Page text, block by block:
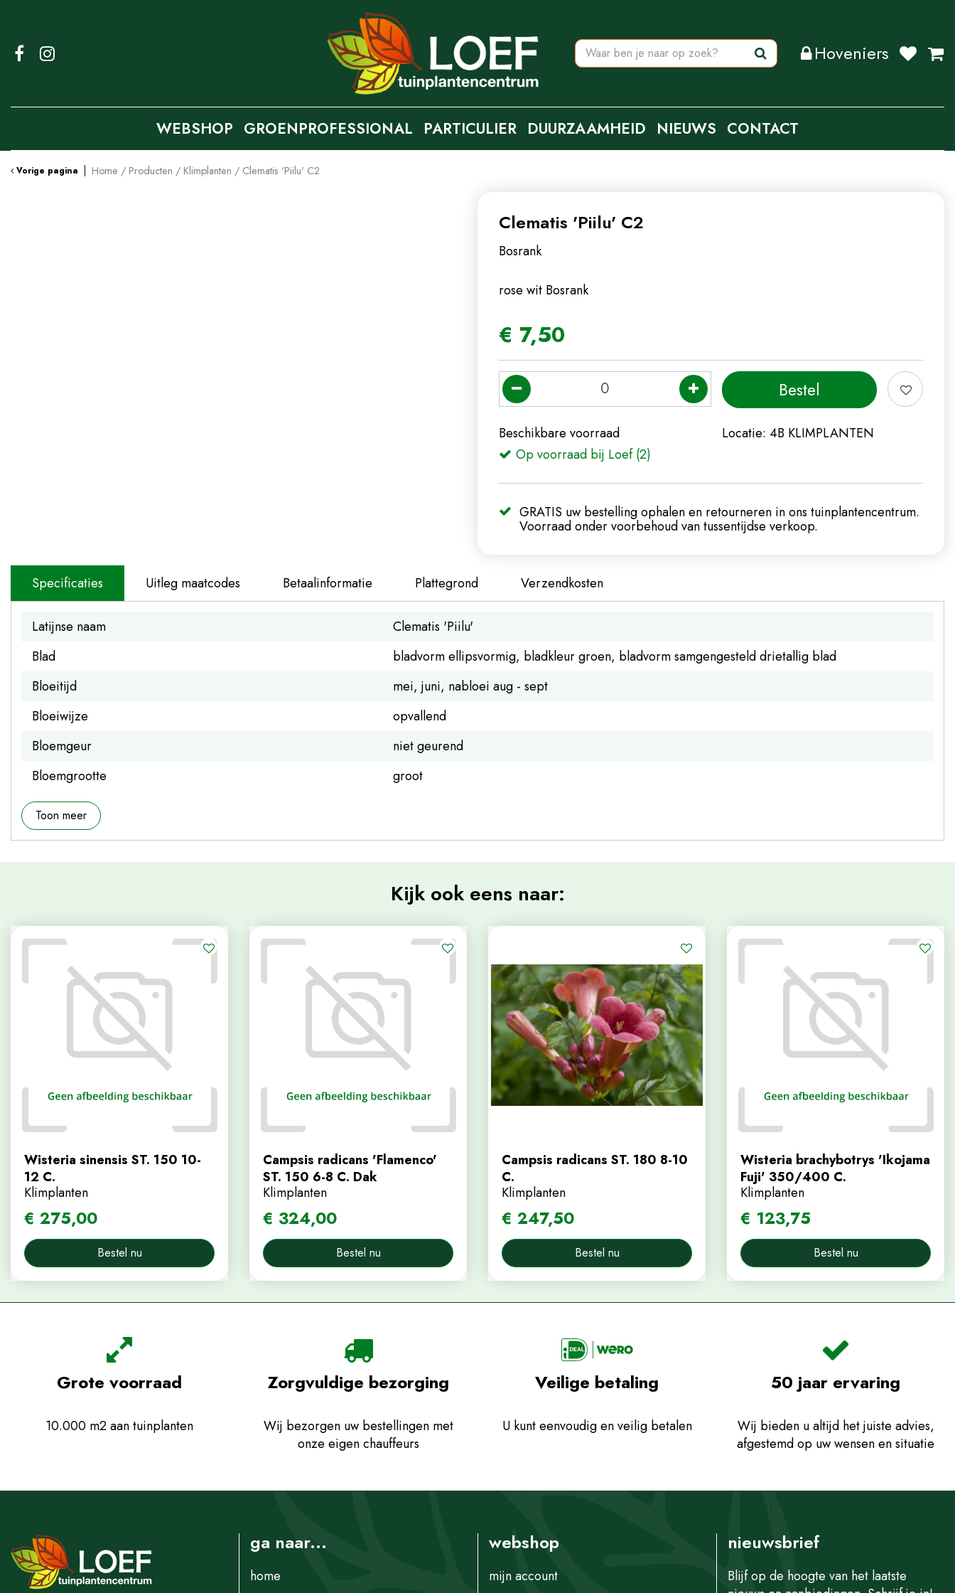
content
Vorige pagina Home Producten Klimplanten Clematis 'Piilu' C2
Hoveniers
WEBSHOP GROENPROFESSIONAL PARTICULIER DUURZAAMHEID NIEUWS CONTACT
Clematis 'Piilu' C2
Bosrank
rose wit Bosrank
€ 7,50
Beschikbare voorraad
Op voorraad bij Loef (2)
Locatie: 4B KLIMPLANTEN
GRATIS uw bestelling ophalen en retourneren in ons tuinplantencentrum.
Voorraad onder voorbehoud van tussentijdse verkoop.
Specificaties Uitleg maatcodes Betaalinformatie Plattegrond Verzendkosten
Latijnse naam
Clematis 'Piilu'
Blad
bladvorm ellipsvormig, bladkleur groen, bladvorm samgengesteld drietallig blad
Bloeitijd
mei, juni, nabloei aug - sept
Bloeiwijze
opvallend
Bloemgeur
niet geurend
Bloemgrootte
groot
Toon meer
Kijk ook eens naar:
Wisteria sinensis ST. 150 10-
12 C.
Klimplanten
€ 275,00
Bestel nu
Campsis radicans 'Flamenco'
ST. 150 6-8 C. Dak
Klimplanten
€ 324,00
Bestel nu
Campsis radicans ST. 180 8-10
C.
Klimplanten
€ 247,50
Bestel nu
Wisteria brachybotrys 'Ikojama
Fuji' 350/400 C.
Klimplanten
€ 123,75
Bestel nu
Grote voorraad
10.000 m2 aan tuinplanten
Zorgvuldige bezorging
Wij bezorgen uw bestellingen met
onze eigen chauffeurs
Veilige betaling
U kunt eenvoudig en veilig betalen
50 jaar ervaring
Wij bieden u altijd het juiste advies,
afgestemd op uw wensen en situatie
ga naar...
home
webshop
mijn account
nieuwsbrief
Blijf op de hoogte van het laatste